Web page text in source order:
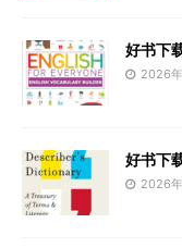
好书下
2026
好书下
2026